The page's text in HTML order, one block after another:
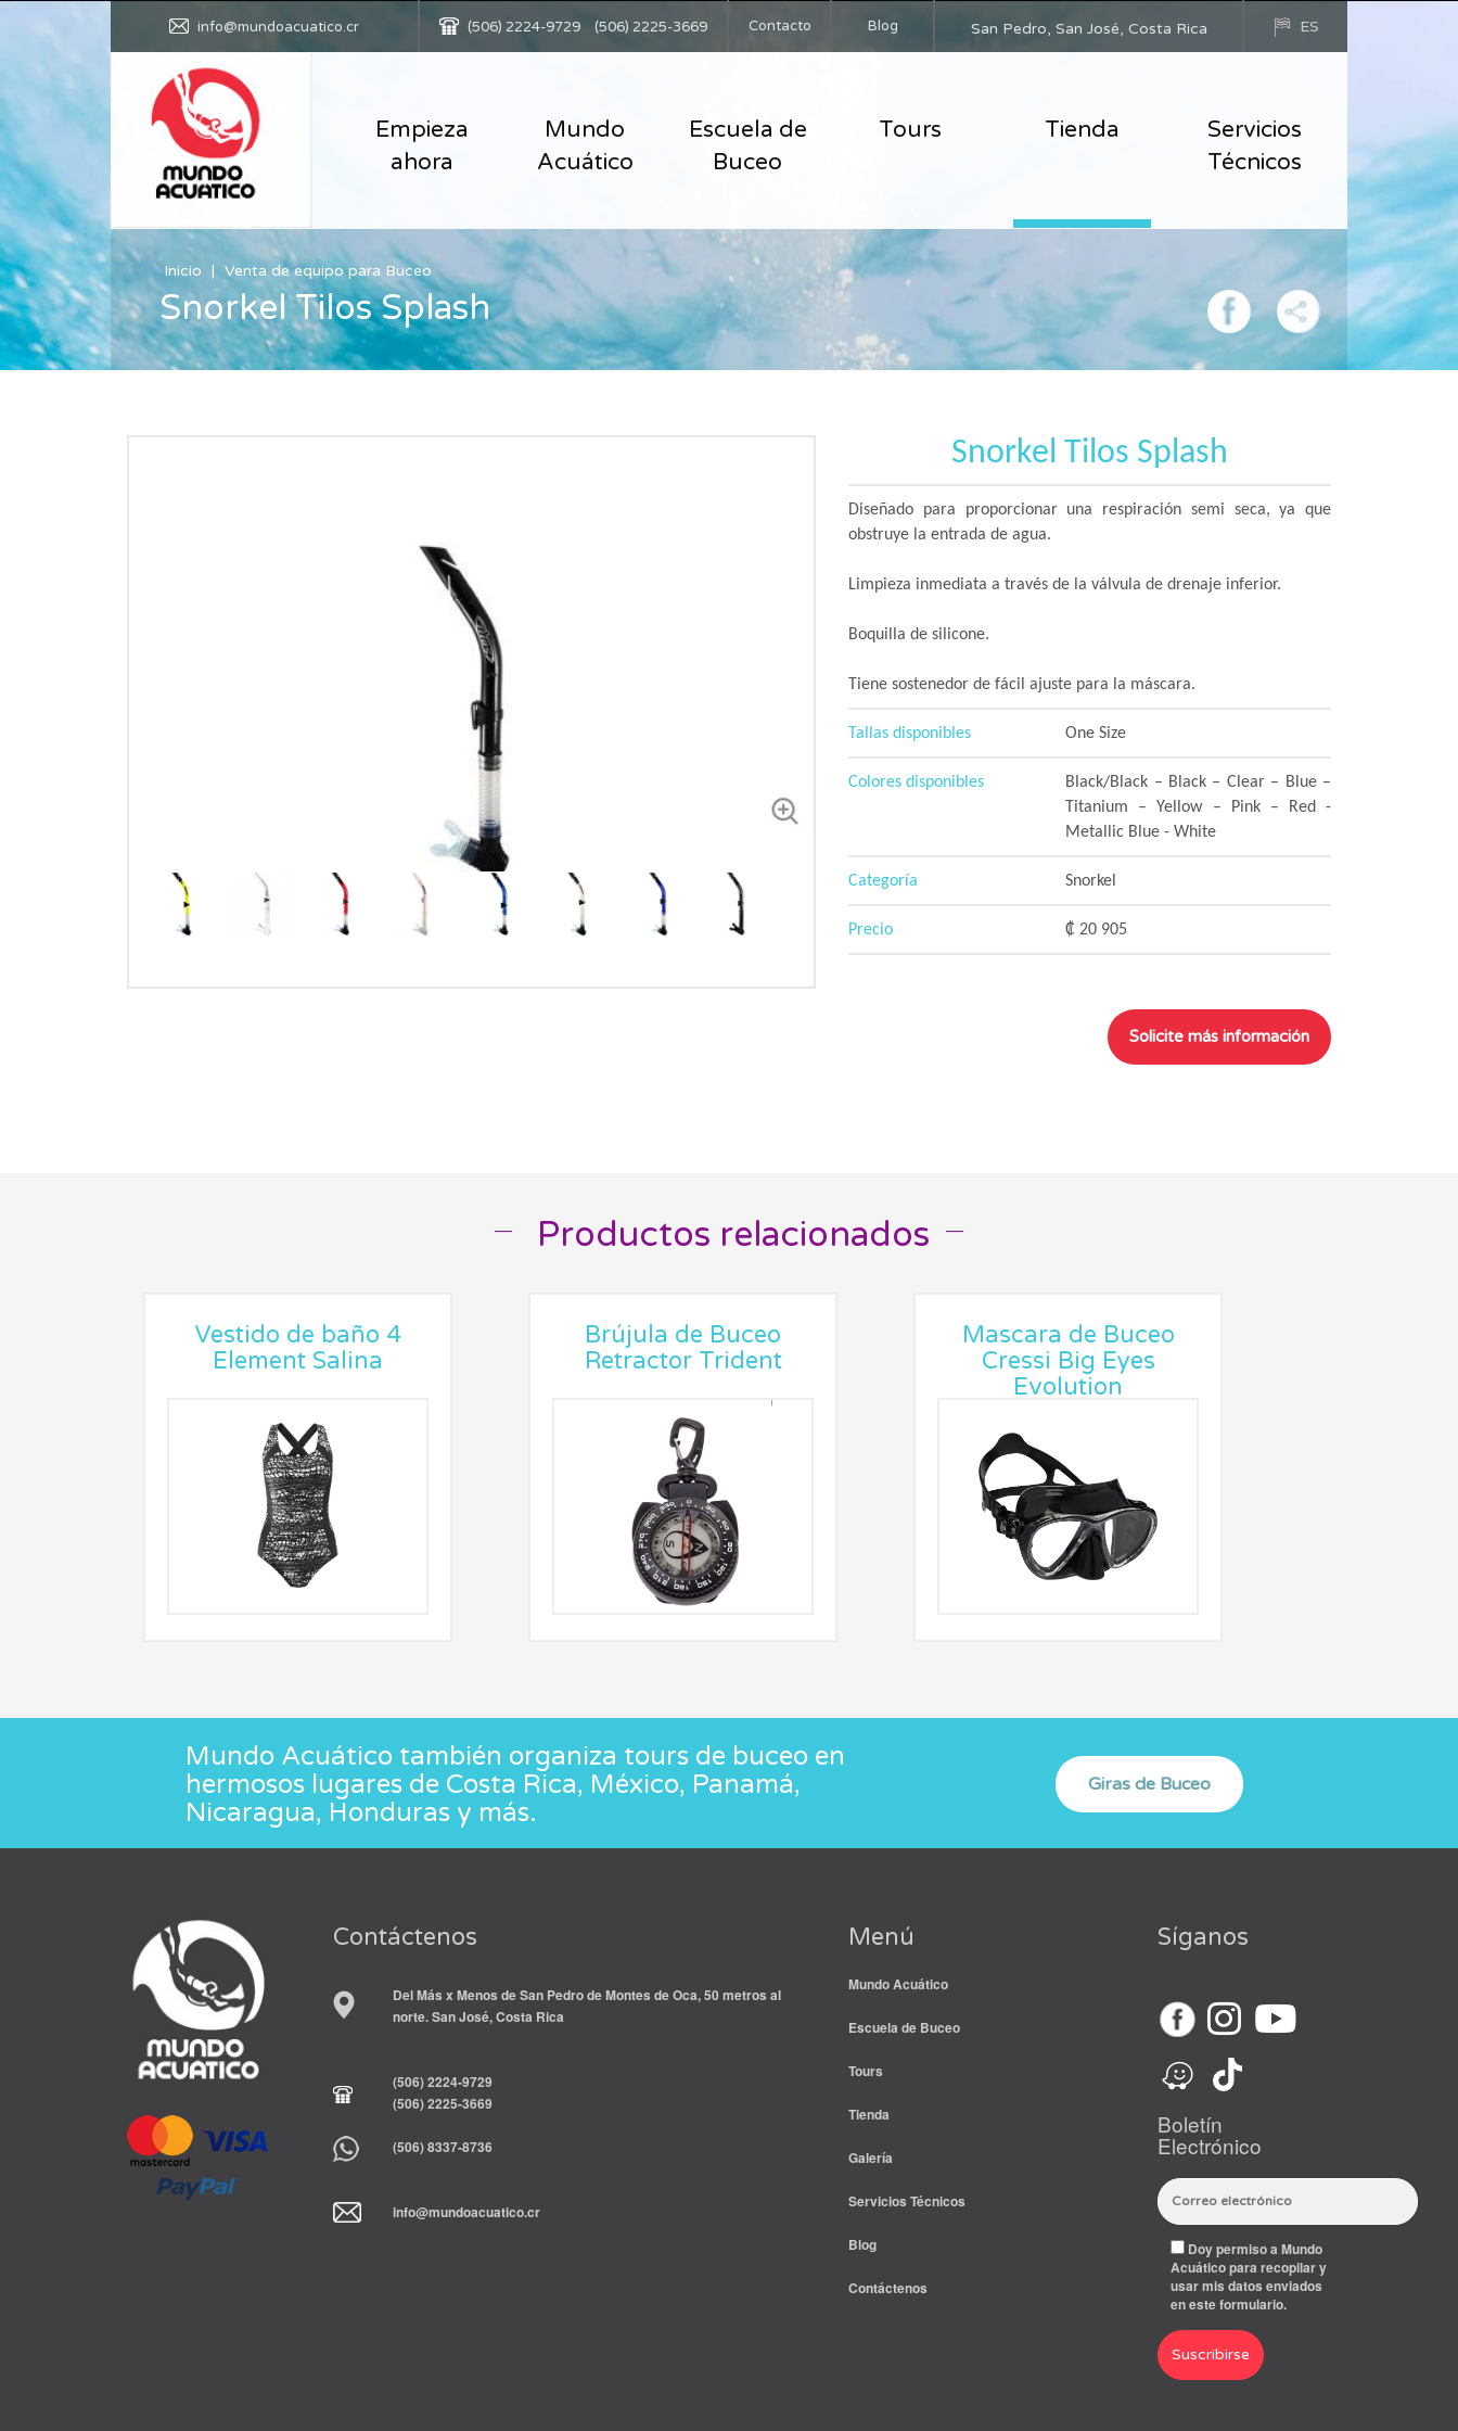
info@mundoacuatico.cr (506) 2224-9729 (506) 2225-3669 Contacto Blog San Pedro, San José, Costa Rica ES
Empieza
ahora
Mundo
Acuático
Escuela de
Buceo
Tours Tienda
Servicios
Técnicos
Inicio Venta de equipo para Buceo
Snorkel Tilos Splash
Snorkel Tilos Splash
Diseñado para proporcionar una respiración semi seca, ya que
obstruye la entrada de agua.
Limpieza inmediata a través de la válvula de drenaje inferior.
Boquilla de silicone.
Tiene sostenedor de fácil ajuste para la máscara.
Tallas disponibles One Size
Colores disponibles
Black/Black – Black – Clear – Blue –
Titanium – Yellow – Pink – Red -
Metallic Blue - White
Categoría Snorkel
Precio ₡ 20 905
Productos relacionados
Vestido de baño 4
Element Salina
Brújula de Buceo
Retractor Trident
Mascara de Buceo
Cressi Big Eyes
Evolution
Mundo Acuático también organiza tours de buceo en
hermosos lugares de Costa Rica, México, Panamá,
Nicaragua, Honduras y más.
Contáctenos
Del Más x Menos de San Pedro de Montes de Oca, 50 metros al
norte. San José, Costa Rica
(506) 2224-9729
(506) 2225-3669
(506) 8337-8736
info@mundoacuatico.cr
Menú
Mundo Acuático
Escuela de Buceo
Tours
Tienda
Galería
Servicios Técnicos
Blog
Contáctenos
Síganos
Boletín
Electrónico
Doy permiso a Mundo
Acuático para recopilar y
usar mis datos enviados
en este formulario.